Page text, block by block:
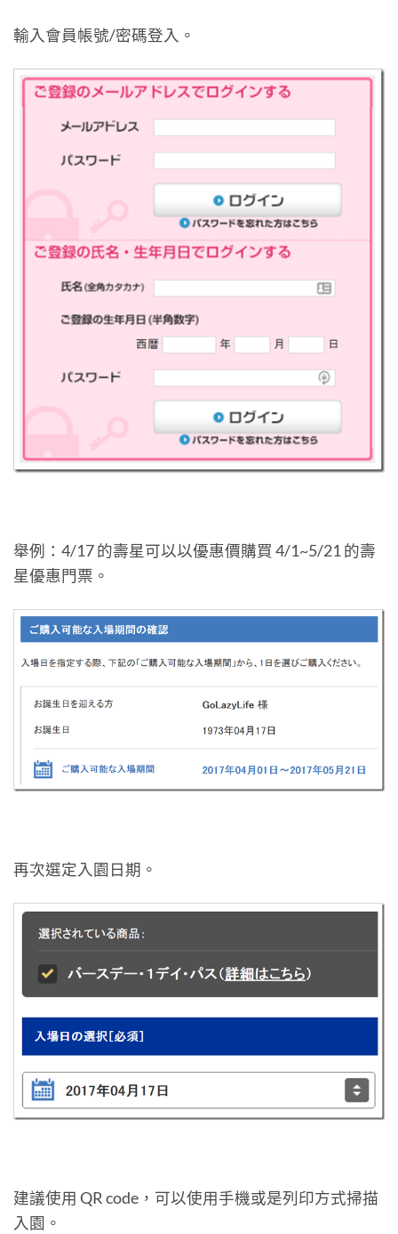
輸入會員帳號/密碼登入。
舉例：4/17 的壽星可以以優惠價購買 4/1~5/21 的壽
星優惠門票。
再次選定入園日期。
建議使用 QR code，可以使用手機或是列印方式掃描
入園。